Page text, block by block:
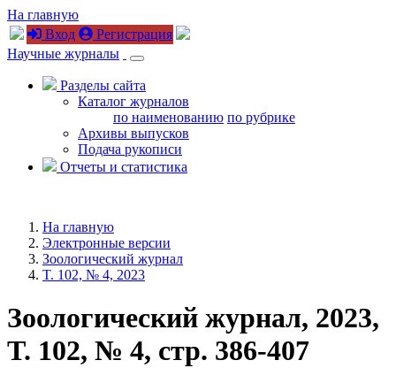
На главную
Вход
Регистрация
Научные журналы
Разделы сайта
Каталог журналов
по наименованию по рубрике
Архивы выпусков
Подача рукописи
Отчеты и статистика
На главную
Электронные версии
Зоологический журнал
T. 102, № 4, 2023
Зоологический журнал, 2023,
T. 102, № 4, стр. 386-407